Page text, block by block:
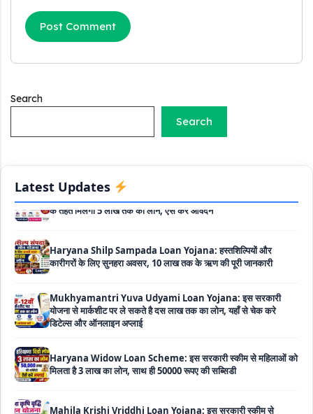
Search
Search
Latest Updates
PM SVANidhi Scheme Apply Online: छोटे दुकानदारों को इस
सब्सिडी
निर्माण लोन योजना से मजदुर साथी ले सकते है दो लाख का लोन, 8 साल नहीं देना
Haryana Shilp Sampada Loan Yojana: हस्तशिल्पियों और
Mukhyamantri Yuva Udyami Loan Yojana: इस सरकारी
योजना से मार्कशीट पर ले सकते है दस लाख तक का लोन, यहाँ से चेक करे
Haryana Widow Loan Scheme: इस सरकारी स्कीम से महिलाओं को
मिलता है 3 लाख का लोन, साथ ही 50000 रूपए की सब्सिडी
Mahila Krishi Vriddhi Loan Yojana: इस सरकारी स्कीम से